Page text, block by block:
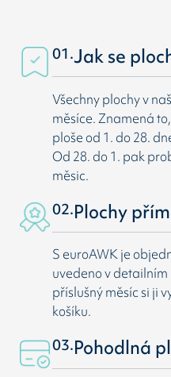
01.Jak se
Všechny plochy v
měsíce. Znamená
ploše od 1. do 28.
Od 28. do 1. pak
měsic.
02.Plochy
S euroAWK je
uvedeno v
příslušný měsíc si ji
košíku.
03.Pohodlná